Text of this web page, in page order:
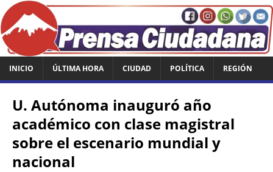
INICIO ÚLTIMA HORA CIUDAD POLÍTICA REGIÓN
U. Autónoma inauguró año
académico con clase magistral
sobre el escenario mundial y
nacional